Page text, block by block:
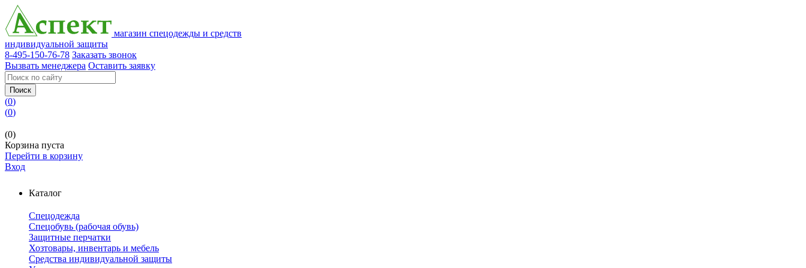
магазин спецодежды и средств
индивидуальной защиты
8-495-150-76-78 Заказать звонок
Вызвать менеджера Оставить заявку
Поиск
(0)
(0)
(0)
Корзина пуста
Перейти в корзину
Вход
Каталог
Спецодежда
Спецобувь (рабочая обувь)
Защитные перчатки
Хозтовары, инвентарь и мебель
Средства индивидуальной защиты